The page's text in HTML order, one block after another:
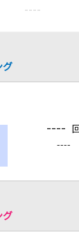
----
グ
---- 回
----
グ